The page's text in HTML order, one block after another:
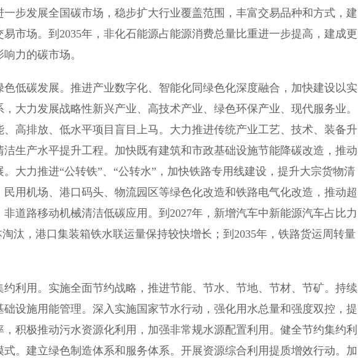
步发展全国碳市场，稳步扩大行业覆盖范围，丰富交易品种和方式，建
市场。到2035年，非化石能源占能源消费总量比重进一步提高，建成更
力的碳市场。
碳发展。推进产业数字化、智能化同绿色化深度融合，加快建设以实
大力发展战略性新兴产业、高技术产业、绿色环保产业、现代服务业。
高排放、低水平项目盲目上马。大力推进传统产业工艺、技术、装备升
生产水平提升工程。加快既有建筑和市政基础设施节能降碳改造，推动
大力推进“公转铁”、“公转水”，加快铁路专用线建设，提升大宗货物清
用机场、港口码头、物流园区等绿色化改造和铁路电气化改造，推动超
道路移动机械清洁低碳应用。到2027年，新增汽车中新能源汽车占比力
汰，港口集装箱铁水联运量保持较快增长；到2035年，铁路货运周转量
用。实施全面节约战略，推进节能、节水、节地、节材、节矿。持续
设施用能管理。深入实施国家节水行动，强化用水总量和强度双控，提
积极推动污水资源化利用，加强非常规水源配置利用。健全节约集约利
。建立绿色制造体系和服务体系。开展资源综合利用提质增效行动。加